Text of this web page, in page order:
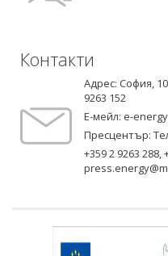
Контакти
Адрес: София,
9263 152
Е-мейл: e-
Пресцентър:
+359 2 9263 288,